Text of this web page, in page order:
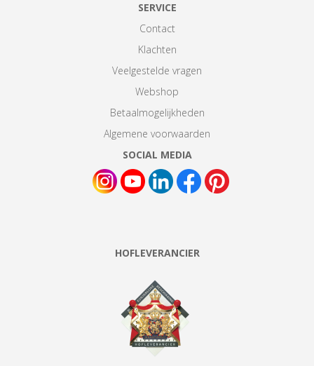
SERVICE
Contact
Klachten
Veelgestelde vragen
Webshop
Betaalmogelijkheden
Algemene voorwaarden
SOCIAL MEDIA
HOFLEVERANCIER